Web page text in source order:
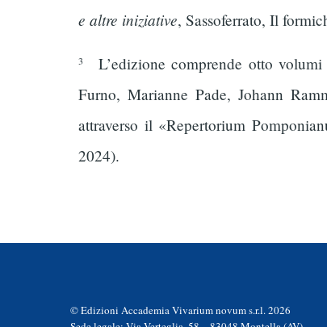
e altre iniziative, Sassoferrato, Il
3
L’edizione comprende otto
Furno, Marianne Pade, Johann
attraverso il «Repertorium
2024).
© Edizioni Accademia Vivarium novum s.r.l. 2026